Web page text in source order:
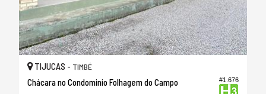
#1.676
TIJUCAS - TIMBÉ
Chácara no Condominio Folhagem do Campo